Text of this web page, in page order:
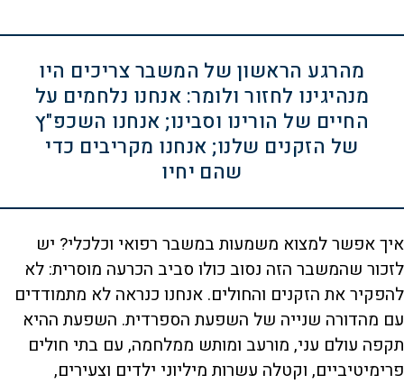
מהרגע הראשון של המשבר צריכים היו
מנהיגינו לחזור ולומר: אנחנו נלחמים על
החיים של הורינו וסבינו; אנחנו השכפ"ץ
של הזקנים שלנו; אנחנו מקריבים כדי
שהם יחיו
איך אפשר למצוא משמעות במשבר רפואי וכלכלי? יש
לזכור שהמשבר הזה נסוב כולו סביב הכרעה מוסרית: לא
להפקיר את הזקנים והחולים. אנחנו כנראה לא מתמודדים
עם מהדורה שנייה של השפעת הספרדית. השפעת ההיא
תקפה עולם עני, מורעב ומותש ממלחמה, עם בתי חולים
פרימיטיביים, וקטלה עשרות מיליוני ילדים וצעירים,